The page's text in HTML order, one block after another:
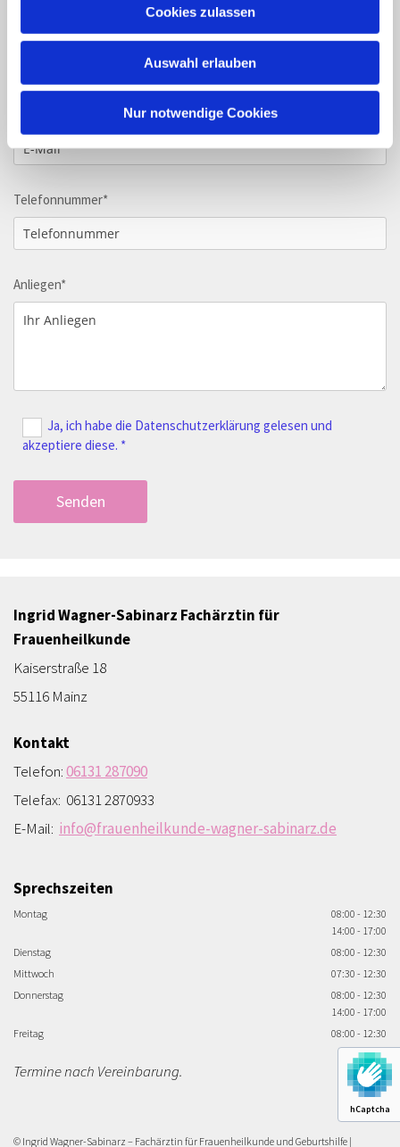
Cookies zulassen
Auswahl erlauben
Nur notwendige Cookies
Name, Vorname*
Telefonnummer*
Anliegen*
Ja, ich habe die Datenschutzerklärung gelesen und
akzeptiere diese. *
hCaptcha
Ingrid Wagner-Sabinarz Fachärztin für
Frauenheilkunde
Kaiserstraße 18
55116 Mainz
Kontakt
Telefon:06131 287090
Telefax: 06131 2870933
E-Mail: info@frauenheilkunde-wagner-sabinarz.de
Sprechszeiten
Montag
08:00 - 12:30
14:00 - 17:00
Dienstag
08:00 - 12:30
Mittwoch
07:30 - 12:30
Donnerstag
08:00 - 12:30
14:00 - 17:00
Freitag
08:00 - 12:30
Termine nach Vereinbarung.
© Ingrid Wagner-Sabinarz – Fachärztin für Frauenheilkunde und Geburtshilfe |